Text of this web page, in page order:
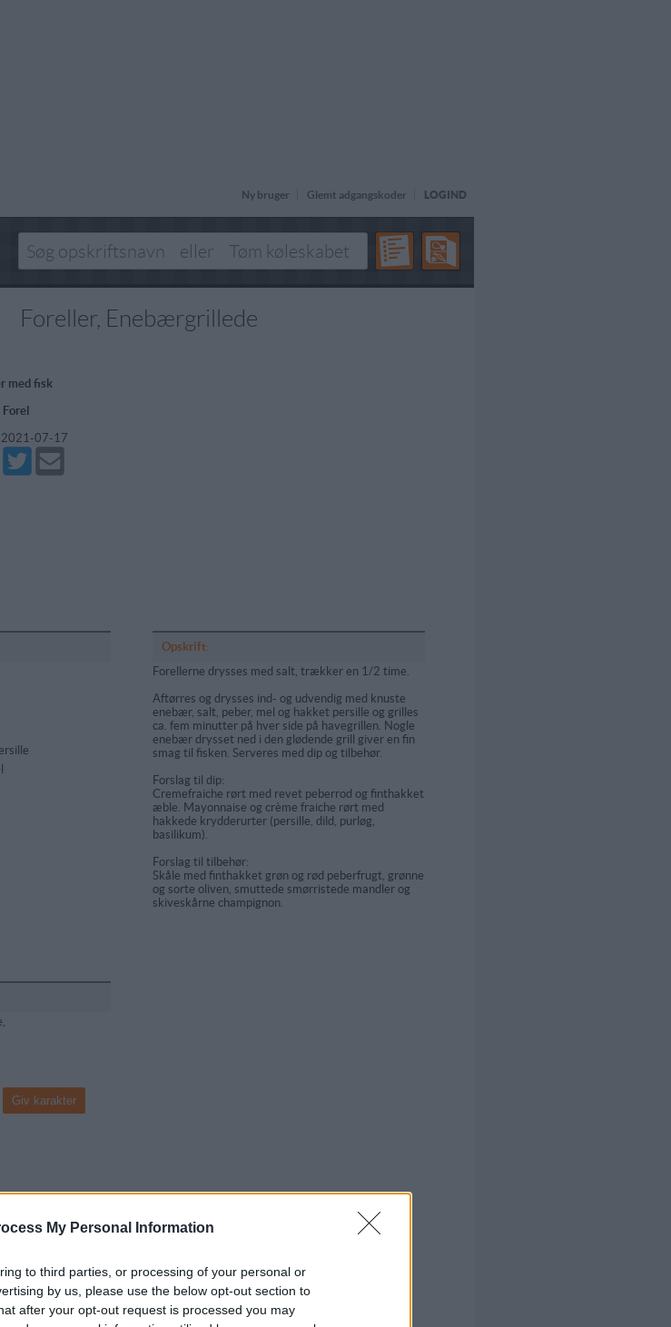
My Personal Information
to third parties, or processing of your personal or
by us, please use the below opt-out section to
after your opt-out request is processed you may
Ny bruger Glemt adgangskoder LOGIND
Foreller, Enebærgrillede
med fisk
Forel
2021-07-17
Del
på
Twitter
Send
mail
Opskrift:
Forellerne drysses med salt, trækker en 1/2 time.
Aftørres og drysses ind- og udvendig med knuste
enebær, salt, peber, mel og hakket persille og grilles
ca. fem minutter på hver side på havegrillen. Nogle
enebær drysset ned i den glødende grill giver en fin
smag til fisken. Serveres med dip og tilbehør.
Forslag til dip:
Cremefraiche rørt med revet peberrod og finthakket
æble. Mayonnaise og crème fraiche rørt med
hakkede krydderurter (persille, dild, purløg,
basilikum).
Forslag til tilbehør:
Skåle med finthakket grøn og rød peberfrugt, grønne
og sorte oliven, smuttede smørristede mandler og
skiveskårne champignon.